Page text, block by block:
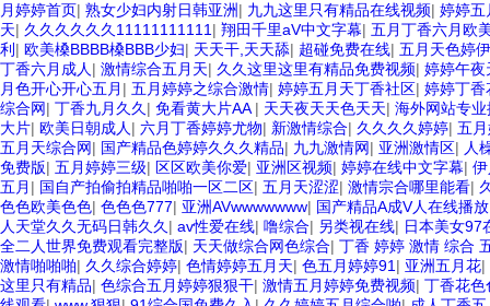
月婷婷首页| 熟女少妇内射日韩亚洲| 九九这里只有精品在线视频| 婷婷五
天| 久久久久久久11111111111 | 翔田千里aV中文字幕| 五月丁香六月欧
利 | 欧美槡BBBB槡BBB少妇| 天天干,天天舔| 超碰免费在线| 五月天色婷
丁香六月成人 | 激情综合五月天| 久久这里这里有精品免费视频| 婷婷午夜
月色开心开心五月 | 五月婷婷之综合激情| 婷婷五月天丁香社区| 婷婷丁香
综合网| 丁香九月久久 | 免看黄大片AA | 天天夜天天色天天| 海外网站专
大片| 欧美日朝成人 | 六月丁香婷婷尤物| 新激情综合| 久久久久婷婷| 五
五月天综合网| 国产精品色婷婷久久久精品| 九九激情网| 亚洲激情区| 人
免费版| 五月婷婷三级| 区区欧美你爱| 亚洲区视频| 婷婷在线中文字幕|
五月 | 国自产拍偷拍精品啪啪一区二区| 五月天涩涩| 激情宗合哪里能看|
色色欧美色色| 色色色777| 亚洲AVwwwwwww| 国产精品A成V人在线播放
人天堂久久无码日韩久久 | av性爱在线| 噜综合| 另类视在线| 日本美女97
全二人世界免费观看完整版| 天天做综合网色综合| 丁香 婷婷 激情 综合
激情啪啪啪| 久久综合婷婷| 色情婷婷五月天| 色五月婷婷91 | 亚洲五月花|
这里只有精品| 色综合五月婷婷狠狠干| 激情五月婷婷免费视频| 丁香花色